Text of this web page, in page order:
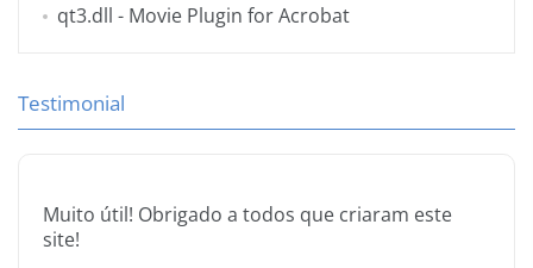
qt3.dll - Movie Plugin for Acrobat
Testimonial
Muito útil! Obrigado a todos que criaram este
site!